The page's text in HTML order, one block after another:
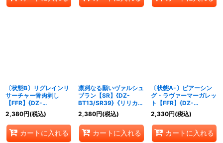
〔状態B〕リグレインリ
サーチャー骨肉剥し
【FFR】{DZ-
BT13/FFR10}《ブラン
トゲート》
2,380円(税込)
カートに入れる
凛冽なる願いヴァルシュ
ブラン【SR】{DZ-
BT13/SR39}《リリカル
モナステリオ》
2,380円(税込)
カートに入れる
〔状態A-〕ピアーシン
グ・ラヴァーマーガレッ
ト【FFR】{DZ-
BT13/FFR09}《ブラン
トゲート》
2,330円(税込)
カートに入れる